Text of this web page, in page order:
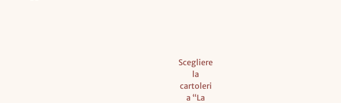
Scegliere
la
cartoleri
a “La